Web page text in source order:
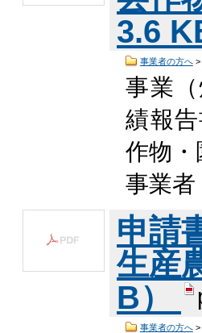
3.6
事業者の方へ>
事業
績報
作物
事業
申請
生産
B）
事業者の方へ>